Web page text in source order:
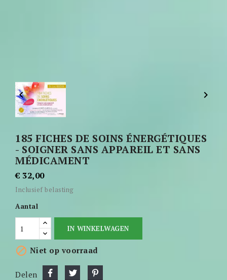
 
185 FICHES DE SOINS ÉNERGÉTIQUES
- SOIGNER SANS APPAREIL ET SANS
MÉDICAMENT
€ 32,00
Inclusief belasting
Aantal
IN WINKELWAGEN
 Niet op voorraad
Delen